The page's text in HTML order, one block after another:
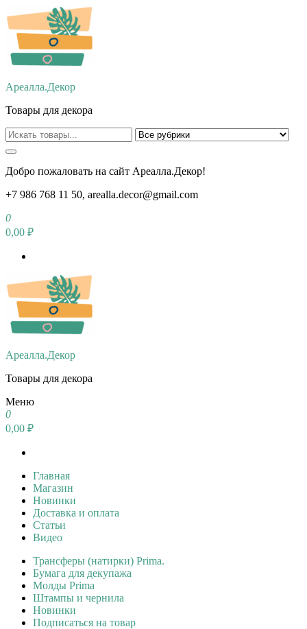
Перейти
к
содержимому
Ареалла.Декор
Товары для декора
Добро пожаловать на сайт Ареалла.Декор!
+7 986 768 11 50, arealla.decor@gmail.com
0
0,00 ₽
Ареалла.Декор
Товары для декора
Меню
0
0,00 ₽
Главная
Магазин
Новинки
Доставка и оплата
Статьи
Видео
Трансферы (натирки) Prima.
Бумага для декупажа
Молды Prima
Штампы и чернила
Новинки
Подписаться на товар